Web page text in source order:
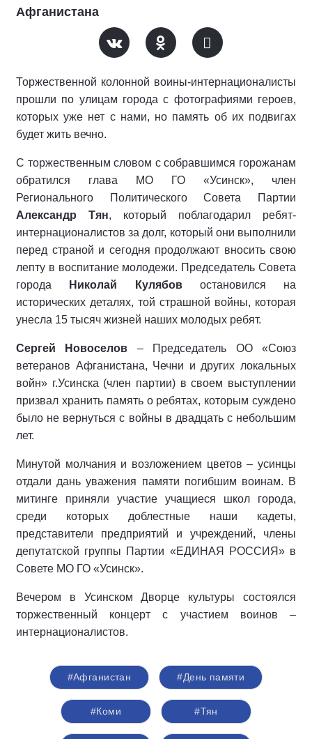
Афганистана
Торжественной колонной воины-интернационалисты
прошли по улицам города с фотографиями героев,
которых уже нет с нами, но память об их подвигах
будет жить вечно.
С торжественным словом с собравшимся горожанам
обратился глава МО ГО «Усинск», член
Регионального Политического Совета Партии
Александр Тян, который поблагодарил ребят-
интернационалистов за долг, который они выполнили
перед страной и сегодня продолжают вносить свою
лепту в воспитание молодежи. Председатель Совета
города
Николай Кулябовостановился на
исторических деталях, той страшной войны, которая
унесла 15 тысяч жизней наших молодых ребят.
Сергей Новоселов – Председатель ОО «Союз
ветеранов Афганистана, Чечни и других локальных
войн» г.Усинска (член партии) в своем выступлении
призвал хранить память о ребятах, которым суждено
было не вернуться с войны в двадцать с небольшим
лет.
Минутой молчания и возложением цветов – усинцы
отдали дань уважения памяти погибшим воинам. В
митинге приняли участие учащиеся школ города,
среди которых доблестные наши кадеты,
представители предприятий и учреждений, члены
депутатской группы Партии «ЕДИНАЯ РОССИЯ» в
Совете МО ГО «Усинск».
Вечером в Усинском Дворце культуры состоялся
торжественный концерт с участием воинов –
интернационалистов.
#Афганистан #День памяти
#Коми #Тян